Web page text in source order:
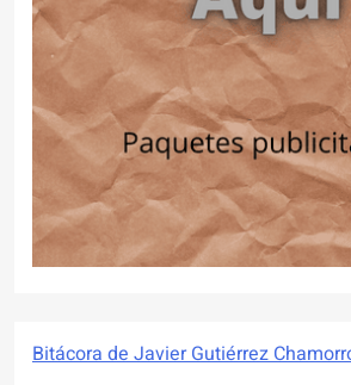
Bitácora de Javier Gutiérrez